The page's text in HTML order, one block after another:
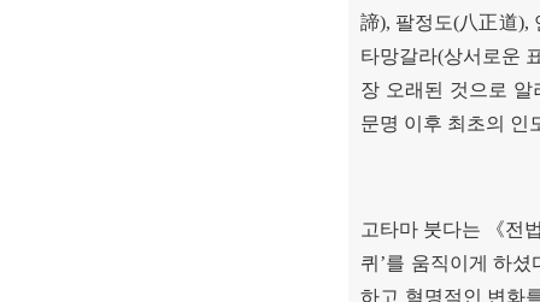
諦), 팔정도(八正道),
타망갈라(상서로운
장 오래된 것으로
문명 이후 최초의 인
고타마 붓다는 《전
퀴 ’를 움직이게 하셨
하고 혁명적인 변화